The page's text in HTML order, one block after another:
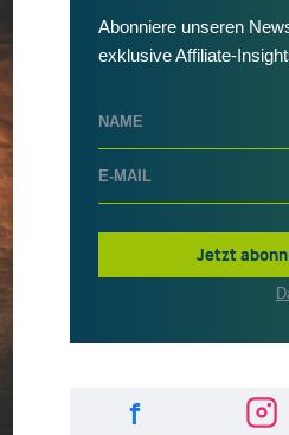
Abonniere unseren
exklusive Affiliate-
Jetzt
f